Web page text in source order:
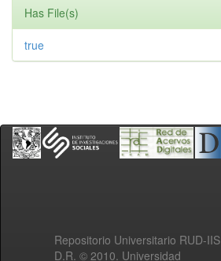
Has File(s)
true
Repositorio Universitario RUD-IIS
D.R. © 2010. Universidad